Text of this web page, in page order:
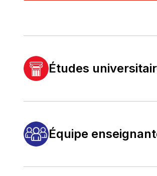
Études
Équipe